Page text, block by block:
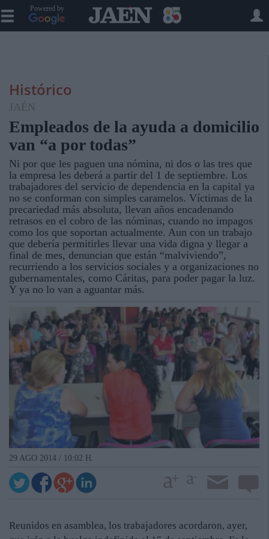
Powered by
Histórico
JAÉN
Empleados de la ayuda a domicilio
van “a por todas”
Ni por que les paguen una nómina, ni dos o las tres que
la empresa les deberá a partir del 1 de septiembre. Los
trabajadores del servicio de dependencia en la capital ya
no se conforman con simples caramelos. Víctimas de la
precariedad más absoluta, llevan años encadenando
retrasos en el cobro de las nóminas, cuando no impagos
como los que soportan actualmente. Aun con un trabajo
que debería permitirles llevar una vida digna y llegar a
final de mes, denuncian que están “malviviendo”,
recurriendo a los servicios sociales y a organizaciones no
gubernamentales, como Cáritas, para poder pagar la luz.
Y ya no lo van a aguantar más.
29 AGO 2014 / 10:02 H.
Reunidos en asamblea, los trabajadores acordaron, ayer,